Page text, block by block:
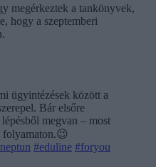
megérkeztek a tankönyvek,
hogy a szeptemberi
ügyintézések között a
Bár elsőre
megvan – most
folyamaton.😉
#eduline #foryou